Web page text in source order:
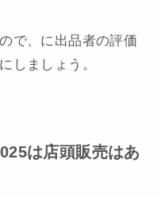
で、に出品者の評価
しましょう。
は店頭販売はあ